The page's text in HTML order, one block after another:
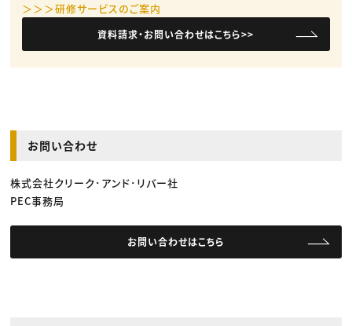
＞＞＞研修サービスのご案内
資料請求・お問い合わせはこちら>>
お問い合わせ
株式会社クリーク･アンド･リバー社
PEC事務局
お問い合わせはこちら